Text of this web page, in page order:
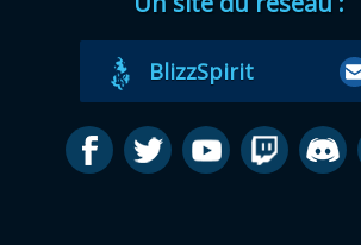
BlizzSpirit